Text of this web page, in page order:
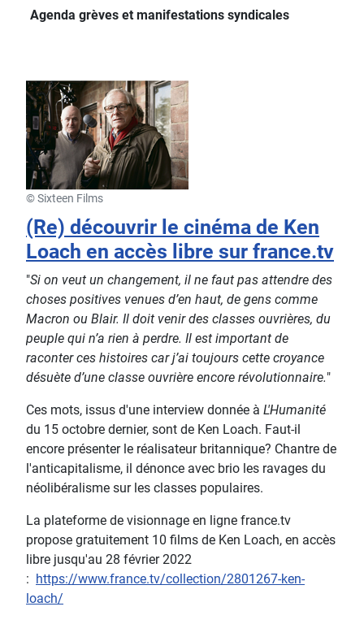
Agenda grèves et manifestations syndicales
© Sixteen Films
(Re) découvrir le cinéma de Ken
Loach en accès libre sur france.tv
"Si on veut un changement, il ne faut pas attendre des
choses positives venues d’en haut, de gens comme
Macron ou Blair. Il doit venir des classes ouvrières, du
peuple qui n’a rien à perdre. Il est important de
raconter ces histoires car j’ai toujours cette croyance
désuète d’une classe ouvrière encore révolutionnaire."
Ces mots, issus d'une interview donnée à L'Humanité
du 15 octobre dernier, sont de Ken Loach. Faut-il
encore présenter le réalisateur britannique? Chantre de
l'anticapitalisme, il dénonce avec brio les ravages du
néolibéralisme sur les classes populaires.
La plateforme de visionnage en ligne france.tv
propose gratuitement 10 films de Ken Loach, en accès
libre jusqu'au 28 février 2022
: https://www.france.tv/collection/2801267-ken-
loach/